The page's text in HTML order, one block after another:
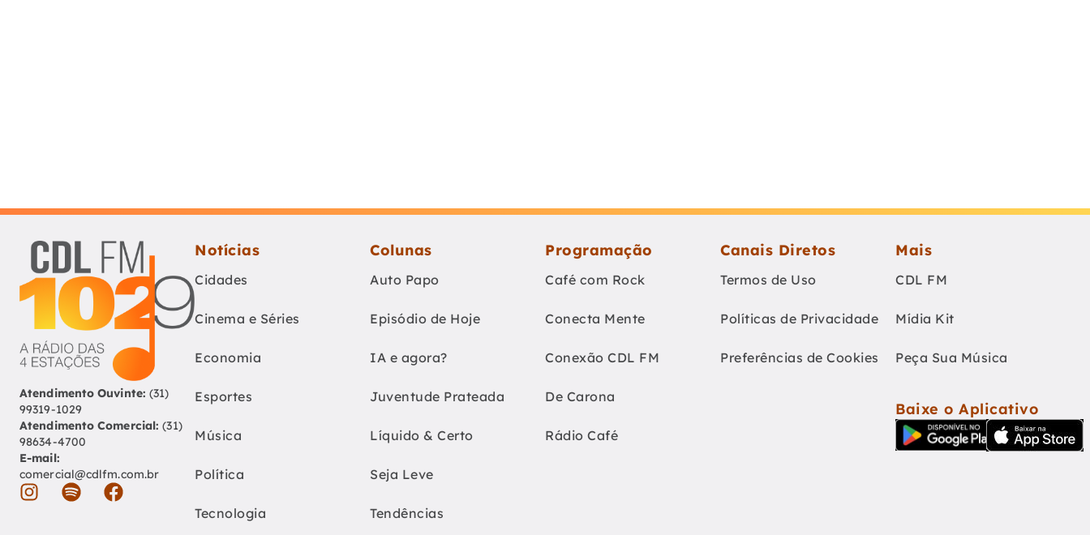
Atendimento Ouvinte: (31)
99319-1029
Atendimento Comercial: (31)
98634-4700
E-mail:
comercial@cdlfm.com.br
Notícias
Cidades
Cinema e Séries
Economia
Esportes
Música
Política
Tecnologia
Colunas
Auto Papo
Episódio de Hoje
IA e agora?
Juventude Prateada
Líquido & Certo
Seja Leve
Tendências
Programação
Café com Rock
Conecta Mente
Conexão CDL FM
De Carona
Rádio Café
Canais Diretos
Termos de Uso
Políticas de Privacidade
Preferências de Cookies
Mais
CDL FM
Mídia Kit
Peça Sua Música
Baixe o Aplicativo